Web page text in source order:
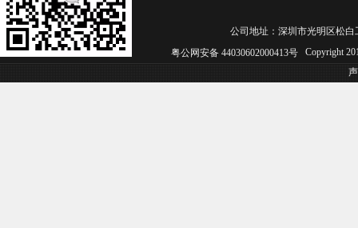
公司地址：深圳市光明区松白
粤公网安备 44030602000413号 Copyright